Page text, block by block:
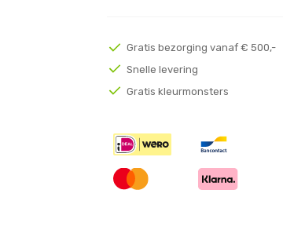
Gratis bezorging vanaf € 500,-
Snelle levering
Gratis kleurmonsters